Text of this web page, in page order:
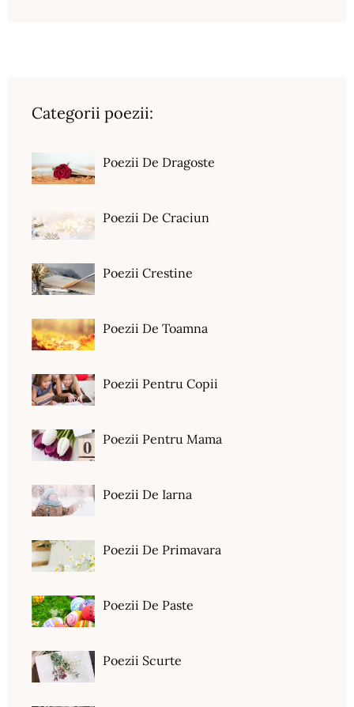
Categorii poezii:
Poezii De Dragoste
Poezii De Craciun
Poezii Crestine
Poezii De Toamna
Poezii Pentru Copii
Poezii Pentru Mama
Poezii De Iarna
Poezii De Primavara
Poezii De Paste
Poezii Scurte